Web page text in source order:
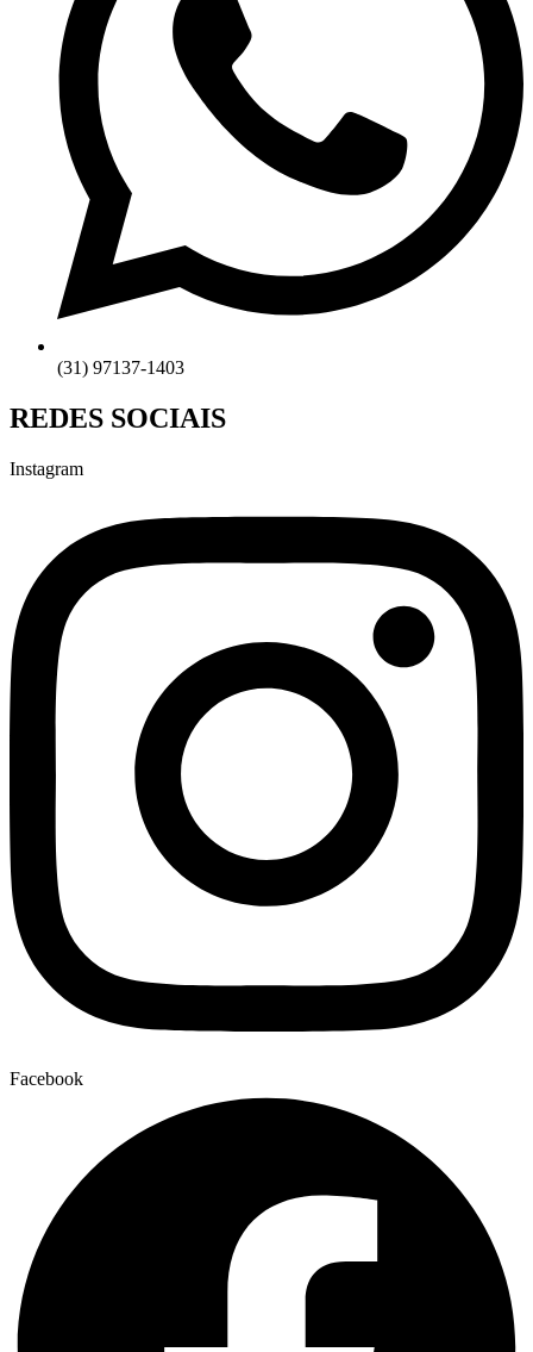
(31) 97137-1403
REDES SOCIAIS
Instagram
Facebook